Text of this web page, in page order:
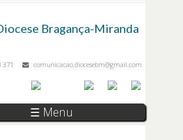
Bragança-Miranda
371 comunicacao.diocesebm@gmail.com
☰ Menu